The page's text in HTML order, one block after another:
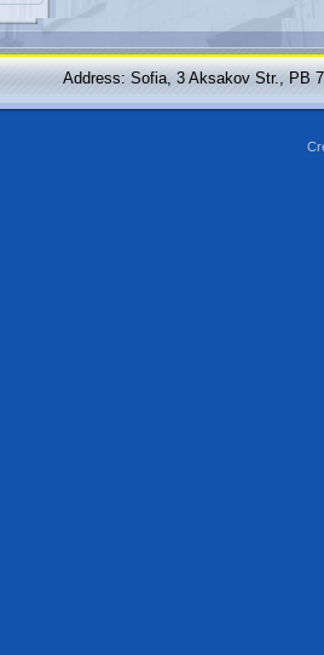
Address: Sofia, 3 Aksakov Str., PB